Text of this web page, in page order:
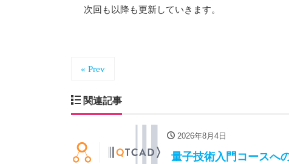
次回も以降も更新していきます。
« Prev
関連記事
2026年8月4日
量子技術入門コースへ